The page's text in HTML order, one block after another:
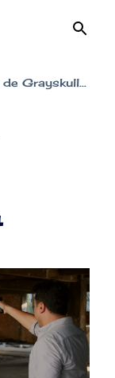
Grayskull...